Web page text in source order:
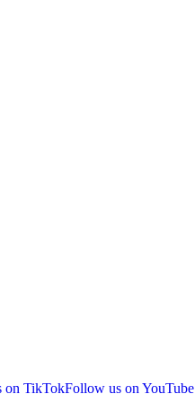
on TikTokFollow us on YouTube